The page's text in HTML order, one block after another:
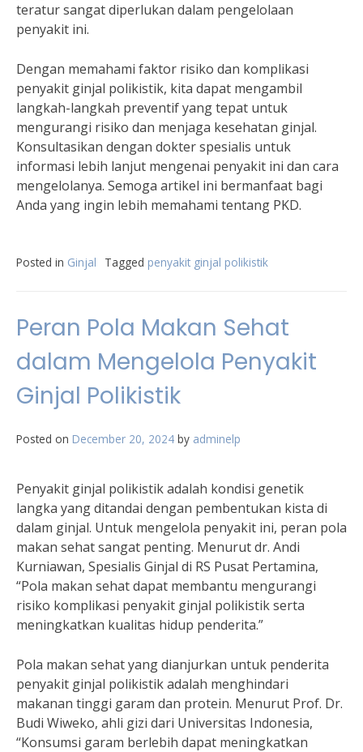
teratur sangat diperlukan dalam pengelolaan
penyakit ini.
Dengan memahami faktor risiko dan komplikasi
penyakit ginjal polikistik, kita dapat mengambil
langkah-langkah preventif yang tepat untuk
mengurangi risiko dan menjaga kesehatan ginjal.
Konsultasikan dengan dokter spesialis untuk
informasi lebih lanjut mengenai penyakit ini dan cara
mengelolanya. Semoga artikel ini bermanfaat bagi
Anda yang ingin lebih memahami tentang PKD.
Posted in Ginjal Tagged penyakit ginjal polikistik
Peran Pola Makan Sehat
dalam Mengelola Penyakit
Ginjal Polikistik
Posted on December 20, 2024 by adminelp
Penyakit ginjal polikistik adalah kondisi genetik
langka yang ditandai dengan pembentukan kista di
dalam ginjal. Untuk mengelola penyakit ini, peran pola
makan sehat sangat penting. Menurut dr. Andi
Kurniawan, Spesialis Ginjal di RS Pusat Pertamina,
“Pola makan sehat dapat membantu mengurangi
risiko komplikasi penyakit ginjal polikistik serta
meningkatkan kualitas hidup penderita.”
Pola makan sehat yang dianjurkan untuk penderita
penyakit ginjal polikistik adalah menghindari
makanan tinggi garam dan protein. Menurut Prof. Dr.
Budi Wiweko, ahli gizi dari Universitas Indonesia,
“Konsumsi garam berlebih dapat meningkatkan